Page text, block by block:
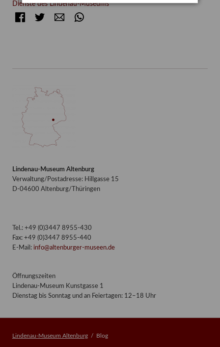
Dienste des Lindenau-Museums
FacebookTwitter E-mail
Lindenau-Museum Altenburg
Verwaltung/Postadresse: Hillgasse 15
D-04600 Altenburg/Thüringen
Tel.: +49 (0)3447 8955-430
Fax: +49 (0)3447 8955-440
E-Mail: info@altenburger-museen.de
Öffnungszeiten
Lindenau-Museum Kunstgasse 1
Dienstag bis Sonntag und an Feiertagen: 12–18 Uhr
Lindenau-Museum Altenburg Blog